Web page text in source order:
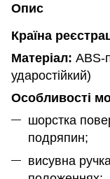
Опис
Країна
Матеріал: ABS-
ударостійкий)
Особливості
шорстка
подряпин;
висувна